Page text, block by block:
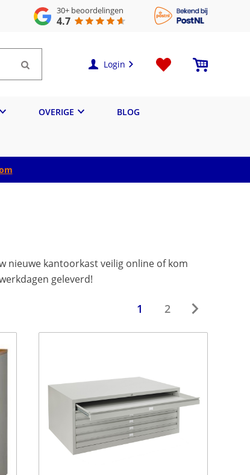
30+ beoordelingen
4.7
Login
OVERIGE BLOG
nieuwe kantoorkast veilig online of kom
geleverd!
1 2